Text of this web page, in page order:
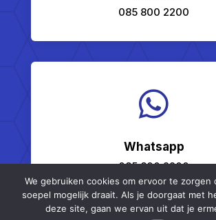
085 800 2200

Whatsapp
085 800 2200
We gebruiken cookies om ervoor te zorgen
soepel mogelijk draait. Als je doorgaat met
deze site, gaan we ervan uit dat je